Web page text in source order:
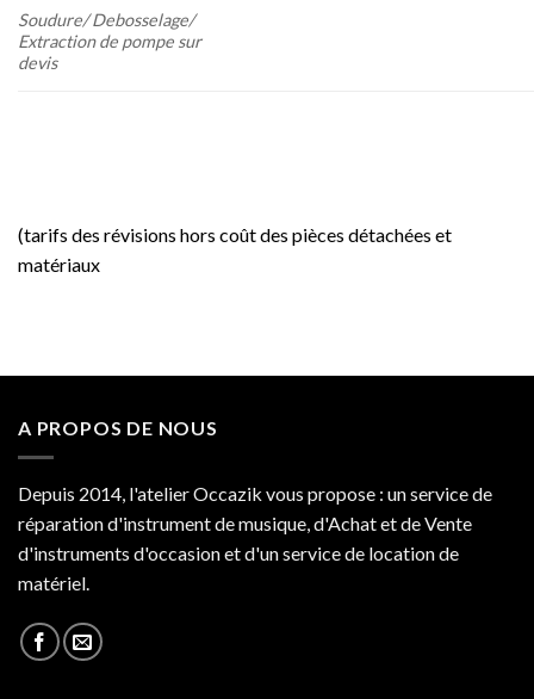
Soudure/ Debosselage/
Extraction de pompe sur
devis
(tarifs des révisions hors coût des pièces détachées et
matériaux
A PROPOS DE NOUS
Depuis 2014, l'atelier Occazik vous propose : un service de
réparation d'instrument de musique, d'Achat et de Vente
d'instruments d'occasion et d'un service de location de
matériel.